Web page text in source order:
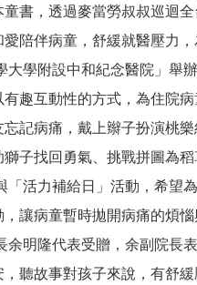
書，透過麥當勞叔叔巡迴
陪伴病童，舒緩就醫壓力
學附設中和紀念醫院」舉
趣互動性的方式，為住院
記病痛，戴上辮子扮演桃
子找回勇氣、挑戰拼圖為稻
活力補給日」活動，希望
讓病童暫時拋開病痛的煩
明隆代表受贈，余副院長
聽故事對孩子來說，有舒